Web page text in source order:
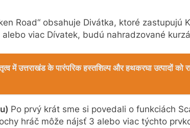
Road“ obsahuje Divátka, ktoré zastupujú
viac Dívatek, budú nahradzované
में उत्तराखंड के पारंपरिक हस्तशिल्प और हथकरघा उत्पादों को
Po prvý krát sme si povedali o funkciách
hráč môže nájsť 3 alebo viac týchto